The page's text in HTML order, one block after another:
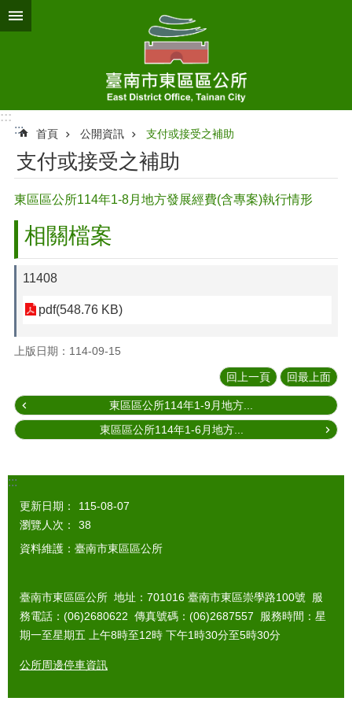
跳到主要內容區塊
:::
:::
首頁 公開資訊 支付或接受之補助
支付或接受之補助
東區區公所114年1-8月地方發展經費(含專案)執行情形
相關檔案
11408
pdf(548.76 KB)
上版日期：114-09-15
回上一頁 回最上面
東區區公所114年1-9月地方...
東區區公所114年1-6月地方...
:::
更新日期：
115-08-07
瀏覽人次：
38
資料維護：臺南市東區區公所
臺南市東區區公所 地址：701016 臺南市東區崇學路100號 服
務電話：(06)2680622 傳真號碼：(06)2687557 服務時間：星
期一至星期五 上午8時至12時 下午1時30分至5時30分
公所周邊停車資訊